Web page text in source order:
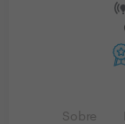
Sobre